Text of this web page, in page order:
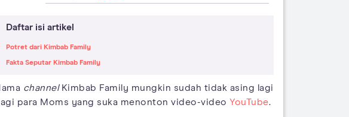
Daftar isi artikel
Potret dari Kimbab Family
Fakta Seputar Kimbab Family
channelKimbab Family mungkin sudah tidak asing lagi
para Moms yang suka menonton video-video YouTube.